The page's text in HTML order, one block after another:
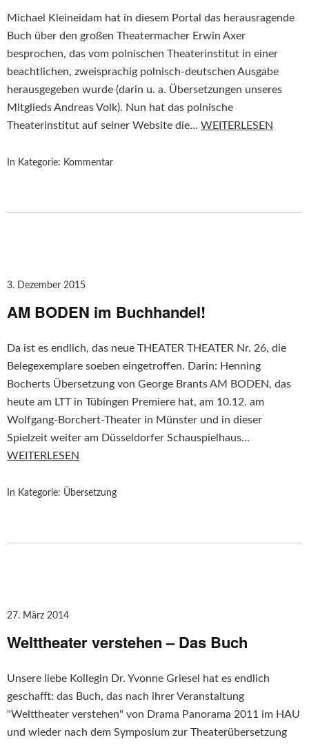
Michael Kleineidam hat in diesem Portal das herausragende
Buch über den großen Theatermacher Erwin Axer
besprochen, das vom polnischen Theaterinstitut in einer
beachtlichen, zweisprachig polnisch-deutschen Ausgabe
herausgegeben wurde (darin u. a. Übersetzungen unseres
Mitglieds Andreas Volk). Nun hat das polnische
Theaterinstitut auf seiner Website die… WEITERLESEN
In Kategorie: Kommentar
3. Dezember 2015
AM BODEN im Buchhandel!
Da ist es endlich, das neue THEATER THEATER Nr. 26, die
Belegexemplare soeben eingetroffen. Darin: Henning
Bocherts Übersetzung von George Brants AM BODEN, das
heute am LTT in Tübingen Premiere hat, am 10.12. am
Wolfgang-Borchert-Theater in Münster und in dieser
Spielzeit weiter am Düsseldorfer Schauspielhaus…
WEITERLESEN
In Kategorie: Übersetzung
27. März 2014
Welttheater verstehen – Das Buch
Unsere liebe Kollegin Dr. Yvonne Griesel hat es endlich
geschafft: das Buch, das nach ihrer Veranstaltung
"Welttheater verstehen" von Drama Panorama 2011 im HAU
und wieder nach dem Symposium zur Theaterübersetzung